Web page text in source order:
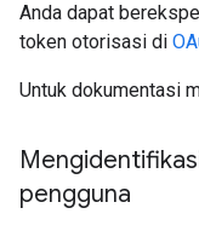
Anda dapat
token otorisasi di
Untuk dokumentasi
pengguna